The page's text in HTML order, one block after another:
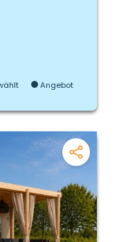
Angebot